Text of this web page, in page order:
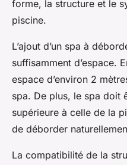
forme, la structure et le
piscine.
L’ajout d’un spa à
suffisamment d’espace.
espace d’environ 2
spa. De plus, le spa doit
supérieure à celle de la
de déborder
La compatibilité de la